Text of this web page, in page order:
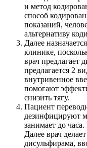
и метод
способ
показаний,
альтернативу
Далее
клинике,
врач предлагает
предлагается 2
внутривенное
помогают
снизить тягу.
Пациент
дезинфицируют
занимает до
Далее врач
дисульфирама,